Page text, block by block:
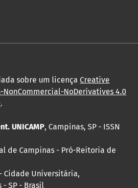
sobre um licença Creative
NoDerivatives 4.0
.
UNICAMP, Campinas, SP - ISSN
de Campinas - Pró-Reitoria de
Cidade Universitária,
- SP - Brasil